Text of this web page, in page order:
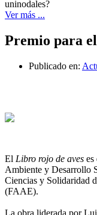
uninodales?
Ver más ...
Premio para
Publicado en:
El Libro rojo de aves es
Ambiente y Desarrollo
Ciencias y Solidaridad
(FAAE).